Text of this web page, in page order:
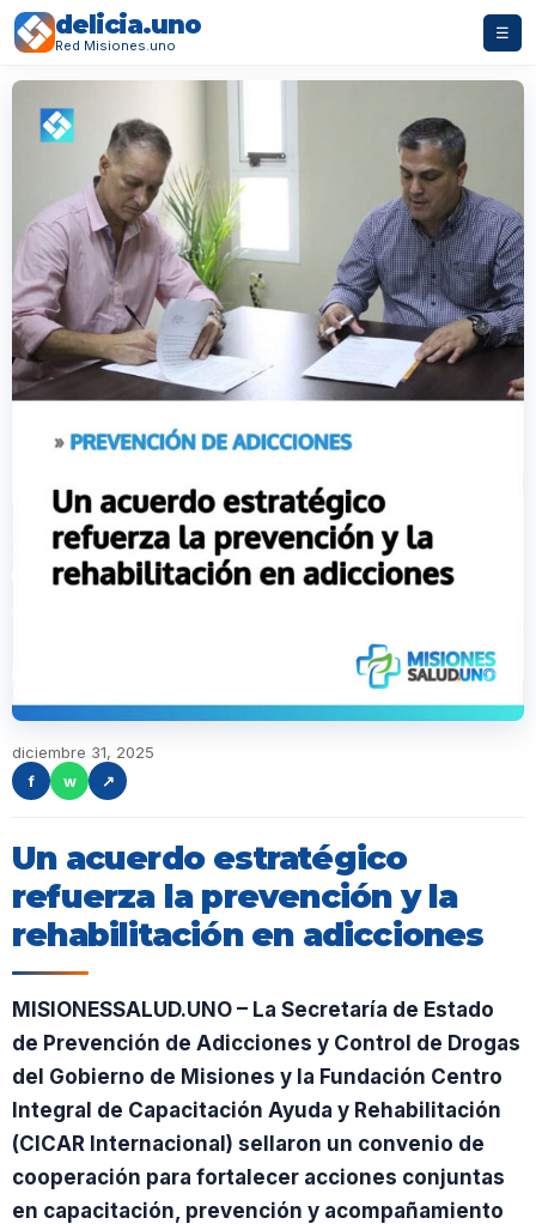
delicia.uno
Red Misiones.uno
☰
diciembre 31, 2025
f
w ↗
Un acuerdo estratégico
refuerza la prevención y la
rehabilitación en adicciones
MISIONESSALUD.UNO – La Secretaría de Estado
de Prevención de Adicciones y Control de Drogas
del Gobierno de Misiones y la Fundación Centro
Integral de Capacitación Ayuda y Rehabilitación
(CICAR Internacional) sellaron un convenio de
cooperación para fortalecer acciones conjuntas
en capacitación, prevención y acompañamiento